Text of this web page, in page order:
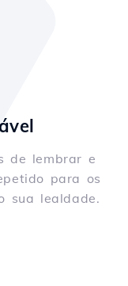
de lembrar e
para os
sua lealdade.